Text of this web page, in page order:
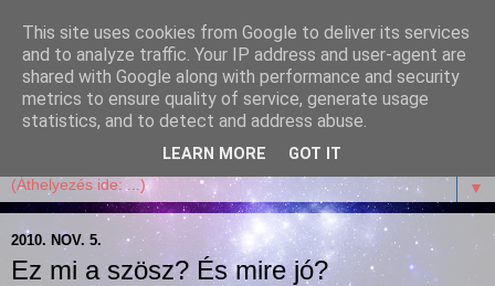
Garffyka
Szösszenetek a konyhámból, az életemből. Mosollyal,
receptekkel, vidámsággal, marcipánnal, csokival.
▼
2010. NOV. 5.
Ez mi a szösz? És mire jó?
This site uses cookies from Google to deliver its services
and to analyze traffic. Your IP address and user-agent are
shared with Google along with performance and security
metrics to ensure quality of service, generate usage
statistics, and to detect and address abuse.
LEARN MORE GOT IT